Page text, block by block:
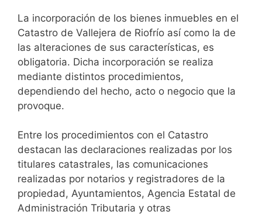
La incorporación de los bienes inmuebles en el
Catastro de Vallejera de Riofrío así como la de
las alteraciones de sus características, es
obligatoria. Dicha incorporación se realiza
mediante distintos procedimientos,
dependiendo del hecho, acto o negocio que la
provoque.
Entre los procedimientos con el Catastro
destacan las declaraciones realizadas por los
titulares catastrales, las comunicaciones
realizadas por notarios y registradores de la
propiedad, Ayuntamientos, Agencia Estatal de
Administración Tributaria y otras